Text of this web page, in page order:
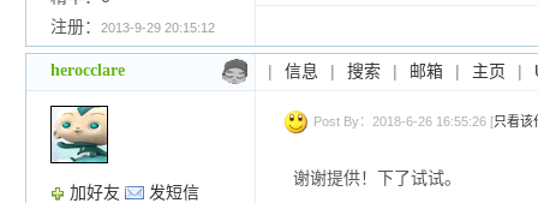
注册：
2013-9-29 20:15:12
herocclare | 信息 | 搜索 | 邮箱 | 主页 |
加好友 发短信
Post By：2018-6-26 16:55:26 [只看该
谢谢提供！下了试试。